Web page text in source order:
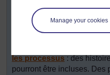
Manage your cookies
incluront et comment ils les
les processus : des
pourront être incluses. Des